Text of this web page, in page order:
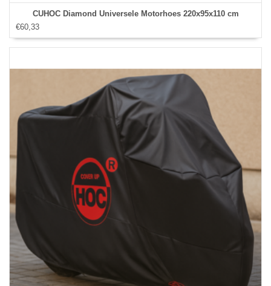
CUHOC Diamond Universele Motorhoes 220x95x110 cm
€60,33